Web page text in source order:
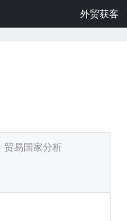
外贸获客
贸易国家分析